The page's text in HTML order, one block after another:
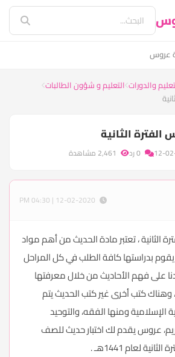
عروس
والدورات التعليم و شؤون الطالبات
الفترة الثانية
الثانية ، تعتبر مادة الحديث من أهم مواد
يقوم بدراستها كافة الطلب في كل المراحل
على فهم الأحاديث من خلال معرفتها
كتب أخرى غير كتب الحديث يتم
الإسلامية ومنها الفقه، والتوحيد
عروس يقدم لك اختبار حديث للصف
لعام 1441هـ .